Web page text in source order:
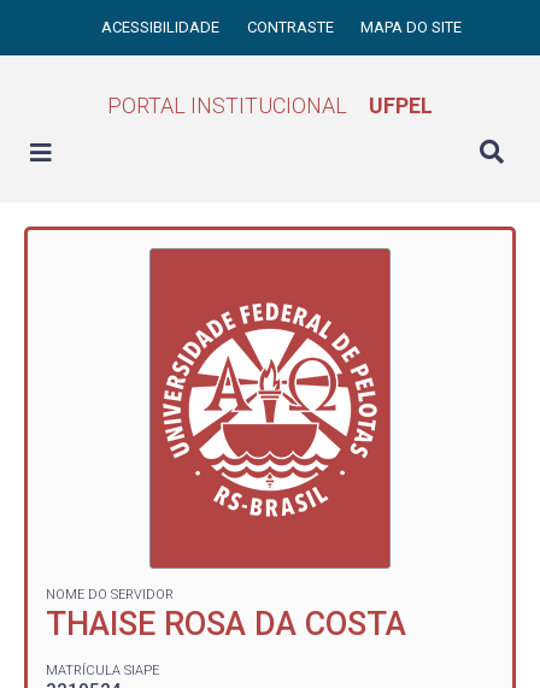
ACESSIBILIDADE CONTRASTE MAPA DO SITE
PORTAL INSTITUCIONAL UFPEL
NOME DO SERVIDOR
THAISE ROSA DA COSTA
MATRÍCULA SIAPE